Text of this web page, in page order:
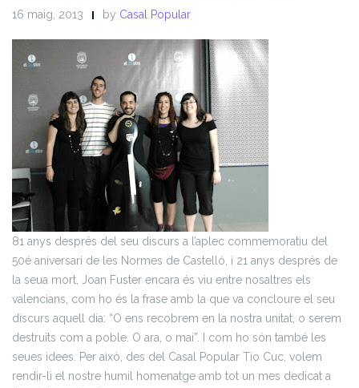
16 maig, 2013 by Casal Popular
81 anys després del seu discurs a l’aplec commemoratiu del
50é aniversari de les Normes de Castelló, i 21 anys després de
la seua mort, Joan Fuster encara és viu entre nosaltres els
valencians, com ho és la frase amb la que va concloure el seu
discurs aquell dia: “O ens recobrem en la nostra unitat, o serem
destruïts com a poble. O ara, o mai”. I com ho són també les
seues idees. Per això, des del Casal Popular Tio Cuc, volem
rendir-li el nostre humil homenatge amb tot un mes dedicat a